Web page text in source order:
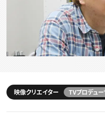
クリエイター求人を探す
CREATIVE JOB求人検索
特集求人
採用説明会
スキルアップしたい！
デザイン
TOP Creator’s コラム
映像クリエイター TVプロデュー